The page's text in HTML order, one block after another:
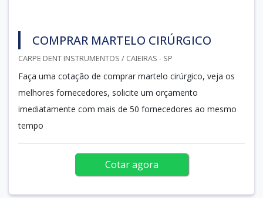
COMPRAR MARTELO CIRÚRGICO
CARPE DENT INSTRUMENTOS / CAIEIRAS - SP
Faça uma cotação de comprar martelo cirúrgico, veja os
melhores fornecedores, solicite um orçamento
imediatamente com mais de 50 fornecedores ao mesmo
tempo
Cotar agora